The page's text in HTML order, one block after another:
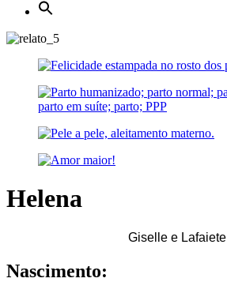
Helena
Giselle e Lafaiete
Nascimento: